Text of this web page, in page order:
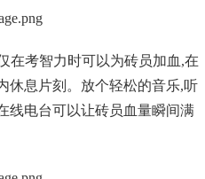
在考智力时可以为砖员加血,在
休息片刻。放个轻松的音乐,听
线电台可以让砖员血量瞬间满